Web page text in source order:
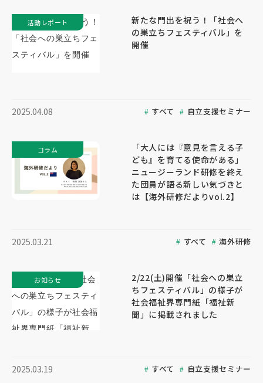
新たな門出を祝う！「社会へ
の巣立ちフェスティバル」を
開催
2025.04.08 すべて 自立支援セミナー
活動レポート
「大人には『意見を言える子
ども』を育てる使命がある」
ニュージーランド研修を終え
た団員が語る新しい気づきと
は【海外研修だよりvol.2】
2025.03.21 すべて 海外研修
コラム
2/22(土)開催「社会への巣立
ちフェスティバル」の様子が
社会福祉界専門紙「福祉新
聞」に掲載されました
2025.03.19 すべて 自立支援セミナー
お知らせ